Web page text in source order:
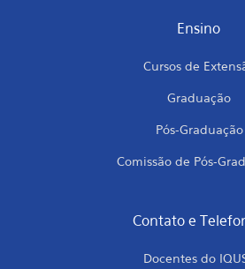
Ensino
Cursos de
Graduação
Pós-Graduação
Comissão de Pós-
Contato e
Docentes do